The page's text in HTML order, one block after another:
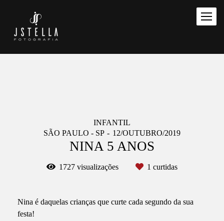
INFANTIL
SÃO PAULO - SP
12/OUTUBRO/2019
NINA 5 ANOS
1727 visualizações 1 curtidas
Nina é daquelas crianças que curte cada segundo da sua
festa!